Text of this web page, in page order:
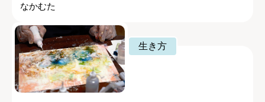
なかむた
生き方